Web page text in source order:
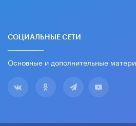
СОЦИАЛЬНЫЕ СЕТИ
Основные и дополнительные